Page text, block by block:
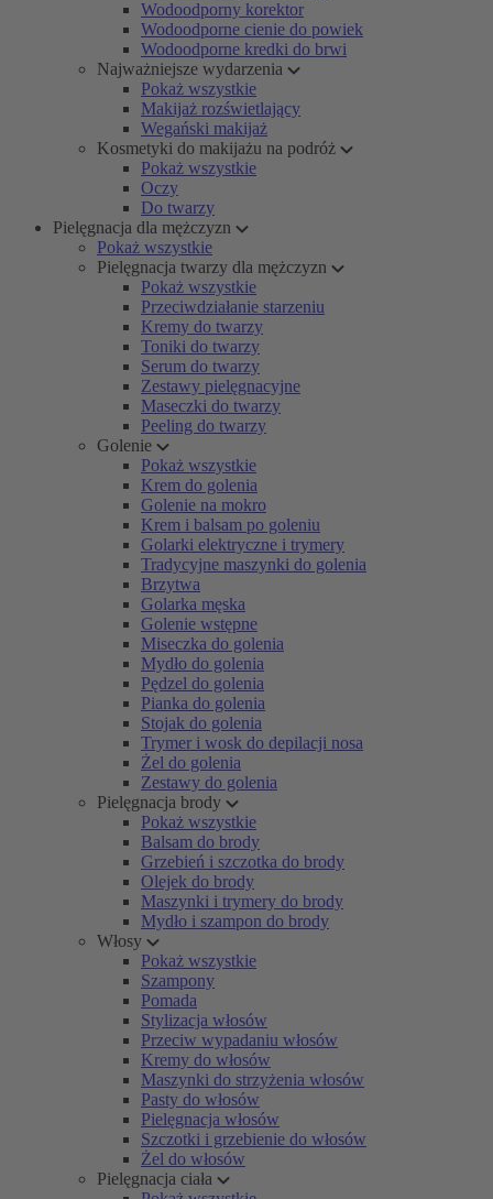
Wodoodporny korektor
Wodoodporne cienie do powiek
Wodoodporne kredki do brwi
Najważniejsze wydarzenia
Pokaż wszystkie
Makijaż rozświetlający
Wegański makijaż
Kosmetyki do makijażu na podróż
Pokaż wszystkie
Oczy
Do twarzy
Pielęgnacja dla mężczyzn
Pokaż wszystkie
Pielęgnacja twarzy dla mężczyzn
Pokaż wszystkie
Przeciwdziałanie starzeniu
Kremy do twarzy
Toniki do twarzy
Serum do twarzy
Zestawy pielęgnacyjne
Maseczki do twarzy
Peeling do twarzy
Golenie
Pokaż wszystkie
Krem do golenia
Golenie na mokro
Krem i balsam po goleniu
Golarki elektryczne i trymery
Tradycyjne maszynki do golenia
Brzytwa
Golarka męska
Golenie wstępne
Miseczka do golenia
Mydło do golenia
Pędzel do golenia
Pianka do golenia
Stojak do golenia
Trymer i wosk do depilacji nosa
Żel do golenia
Zestawy do golenia
Pielęgnacja brody
Pokaż wszystkie
Balsam do brody
Grzebień i szczotka do brody
Olejek do brody
Maszynki i trymery do brody
Mydło i szampon do brody
Włosy
Pokaż wszystkie
Szampony
Pomada
Stylizacja włosów
Przeciw wypadaniu włosów
Kremy do włosów
Maszynki do strzyżenia włosów
Pasty do włosów
Pielęgnacja włosów
Szczotki i grzebienie do włosów
Żel do włosów
Pielęgnacja ciała